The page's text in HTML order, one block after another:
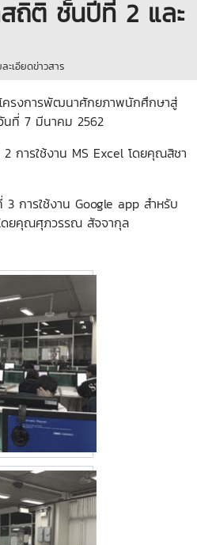
ถิติ ชั้นปีที่ 2 และ
ะเอียดข่าวสาร
ครงการพัฒนาศักยภาพนักศึกษาสู่
นที่ 7 มีนาคม 2562
2 การใช้งาน MS Excel โดยคุณสิชา
การใช้งาน Google app สำหรับ
ดยคุณศุภวรรณ สัจจากุล